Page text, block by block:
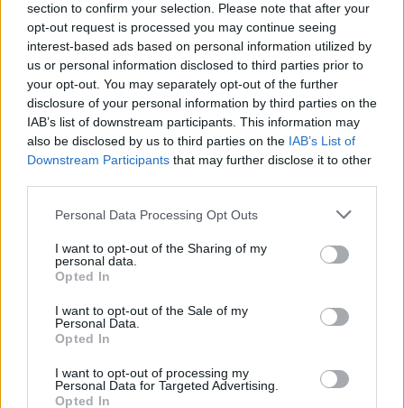
section to confirm your selection. Please note that after your
opt-out request is processed you may continue seeing
interest-based ads based on personal information utilized by
us or personal information disclosed to third parties prior to
your opt-out. You may separately opt-out of the further
disclosure of your personal information by third parties on the
IAB’s list of downstream participants. This information may
also be disclosed by us to third parties on the IAB’s List of
Downstream Participants that may further disclose it to other
Personal Data Processing Opt Outs
I want to opt-out of the Sharing of my
personal data.
Opted In
I want to opt-out of the Sale of my
Personal Data.
Opted In
I want to opt-out of processing my
Personal Data for Targeted Advertising.
Opted In
Con l’introduzione della tecnologia Mi Wireless Charging da 80W Mi
si prevede di stabilire un nuovo standar di riferimento, non solo
nell’ambito della ricarica wireless, ma anche nella ricarica in
generale. Xiaomi è stata pioniere di questo trend riconoscendo
Nel marzo 2020, Xiaomi ha introdotto sul mercato mondiale la
ricarica wireless da 40W, in agosto quel record è stato battuto dalla
Xiaomi, per poi essere superato nuovamente con la tecnologia Mi
Wireless Charging da 80W. In meno di un anno, tre innovazioni